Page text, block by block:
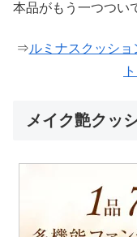
本品がもう一つつい
⇒ルミナスクッシ
メイク艶クッ